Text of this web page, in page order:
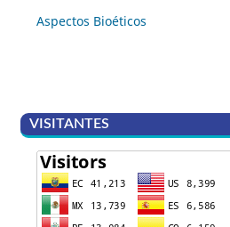
Aspectos Bioéticos
VISITANTES